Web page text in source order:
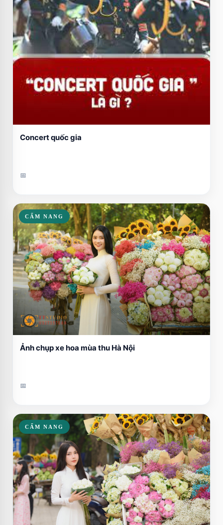
Concert quốc gia
📅
CẨM NANG
Ảnh chụp xe hoa mùa thu Hà Nội
📅
CẨM NANG